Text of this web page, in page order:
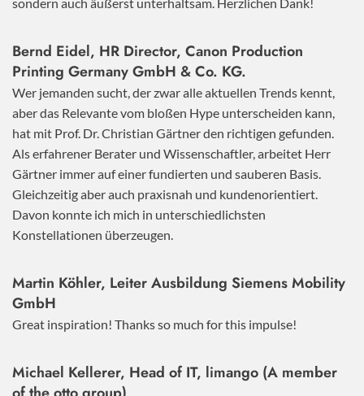
Bernd Eidel, HR Director, Canon Production
Printing Germany GmbH & Co. KG.
Wer jemanden sucht, der zwar alle aktuellen Trends kennt,
aber das Relevante vom bloßen Hype unterscheiden kann,
hat mit Prof. Dr. Christian Gärtner den richtigen gefunden.
Als erfahrener Berater und Wissenschaftler, arbeitet Herr
Gärtner immer auf einer fundierten und sauberen Basis.
Gleichzeitig aber auch praxisnah und kundenorientiert.
Davon konnte ich mich in unterschiedlichsten
Konstellationen überzeugen.
Martin Köhler, Leiter Ausbildung Siemens Mobility
GmbH
Great inspiration! Thanks so much for this impulse!
Michael Kellerer, Head of IT, limango (A member